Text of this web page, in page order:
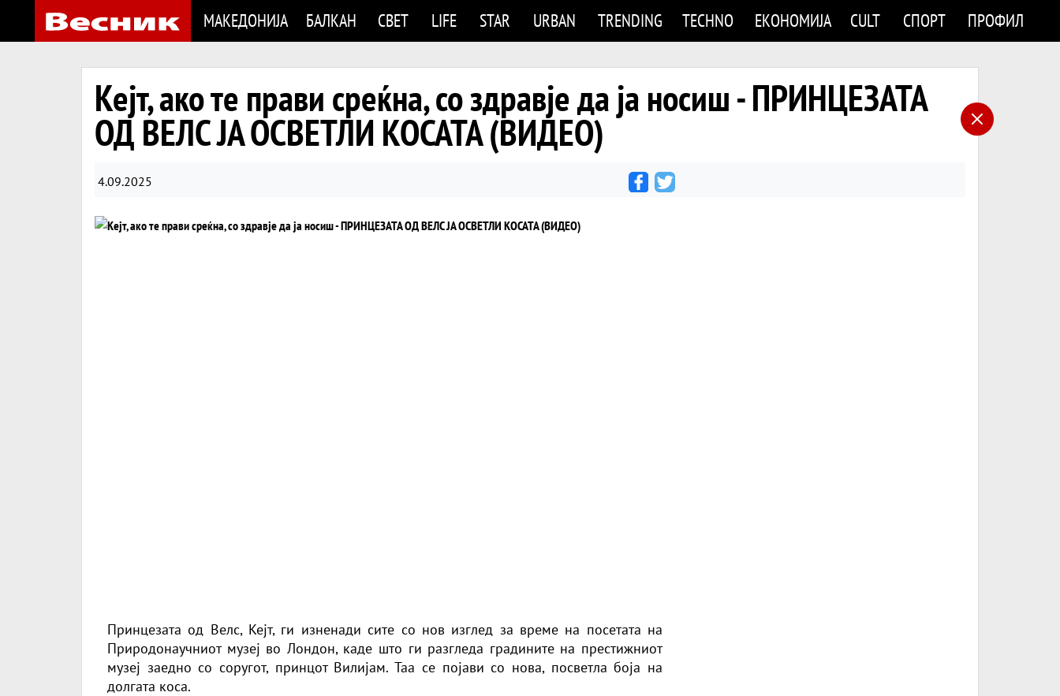
МАКЕДОНИЈА БАЛКАН СВЕТ LIFE STAR URBAN TRENDING TECHNO ЕКОНОМИЈА CULT СПОРТ ПРОФИЛ
Кејт, ако те прави среќна, со здравје да ја носиш - ПРИНЦЕЗАТА
ОД ВЕЛС ЈА ОСВЕТЛИ КОСАТА (ВИДЕО)
4.09.2025
Принцезата од Велс, Кејт, ги изненади сите со нов изглед за време на посетата на
Природонаучниот музеј во Лондон, каде што ги разгледа градините на престижниот
музеј заедно со соругот, принцот Вилијам. Таа се појави со нова, посветла боја на
долгата коса.